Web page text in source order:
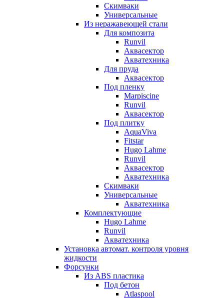
Скимваки
Универсальные
Из неражавеющей стали
Для композита
Runvil
Аквасектор
Акватехника
Для пруда
Аквасектор
Под пленку
Marpiscine
Runvil
Аквасектор
Под плитку
AquaViva
Fitstar
Hugo Lahme
Runvil
Аквасектор
Акватехника
Скимваки
Универсальные
Акватехника
Комплектующие
Hugo Lahme
Runvil
Акватехника
Установка автомат. контроля уровня
жидкости
Форсунки
Из ABS пластика
Под бетон
Atlaspool